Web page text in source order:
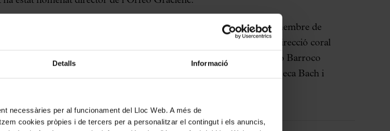
Detalls Informació
necessàries per al funcionament del Lloc Web. A més de
cookies pròpies i de tercers per a personalitzar el contingut i els anuncis,
és habitual en tallers de cant coral arreu del territori. Ha estat membre de
de la CJC i ha format part de l’equip de professors dels cursos de direcció coral
Com a cantant ha col·laborat amb el Cor de Cambra del Palau, Coro Barroco
Cor Francesc Valls i Musica Reservata. L’any 2014 va guanyar la Beca Bach i
com a solista especialitzat en el repertori barroc.